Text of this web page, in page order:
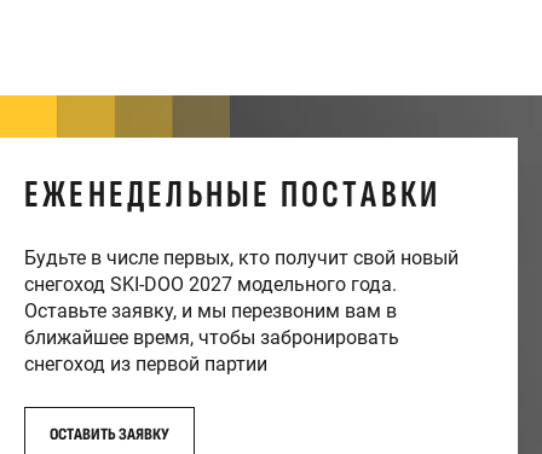
ЕЖЕНЕДЕЛЬНЫЕ ПОСТАВКИ
Будьте в числе первых, кто получит свой новый
снегоход SKI-DOO 2027 модельного года.
Оставьте заявку, и мы перезвоним вам в
ближайшее время, чтобы забронировать
снегоход из первой партии
ОСТАВИТЬ ЗАЯВКУ